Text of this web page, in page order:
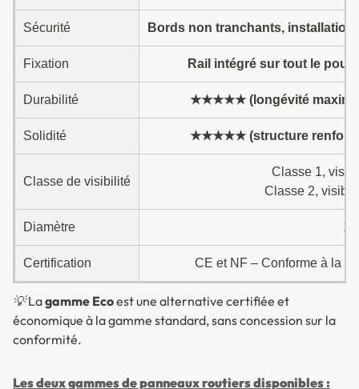
Sécurité Bords non tranchants, installation
Fixation Rail intégré sur tout le
Durabilité ★★★★★ (longévité
Solidité ★★★★★ (structure
Classe de visibilité
Classe 1,
Classe 2,
Diamètre
Certification CE et NF – Conforme à la
💡 Lagamme Ecoest une alternative certifiée et
économique à la gamme standard, sans concession sur la
conformité.
Les deux gammes de panneaux routiers disponibles :